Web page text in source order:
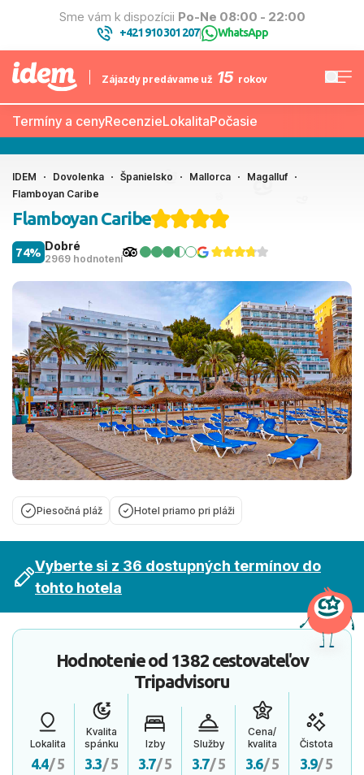
Sme vám k dispozícii Po-Ne 08:00 - 22:00
+421 910 301 207| WhatsApp
Zájazdy predávame už 15 rokov
Termíny a cenyRecenzieLokalitaPočasie
IDEM Dovolenka Španielsko Mallorca
Magalluf
Flamboyan Caribe
Flamboyan Caribe
Dobré
2969 hodnotení
74%
Piesočná pláž Hotel priamo pri pláži
Vyberte si z 36 dostupných termínov do
tohto hotela
Hodnotenie od 1382 cestovateľov
Tripadvisoru
Lokalita
4.4/ 5
Kvalita
spánku
3.3/ 5
Izby
3.7/ 5
Služby
3.7/ 5
Cena/
kvalita
3.6/ 5
Čistota
3.9/ 5